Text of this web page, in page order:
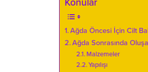
Ağda Öncesi İçin Cilt
Ağda Sonrasında
Malzemeler
Yapılışı